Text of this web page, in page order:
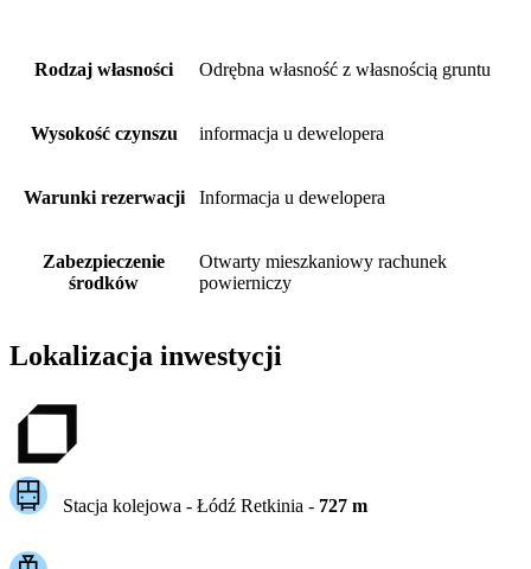
Rodzaj własności Odrębna własność z własnością gruntu
Wysokość czynszu informacja u dewelopera
Warunki rezerwacji Informacja u dewelopera
Zabezpieczenie
środków
Otwarty mieszkaniowy rachunek
powierniczy
Lokalizacja inwestycji
Stacja kolejowa - Łódź Retkinia - 727m